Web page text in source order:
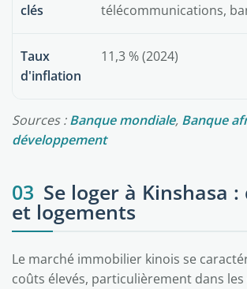
clés
télécommunications,
Taux
d'inflation
11,3 % (2024)
Sources :Banque mondiale, Banque
développement
03 Se loger à Kinshasa
et logements
Le marché immobilier kinois se
coûts élevés, particulièrement dans